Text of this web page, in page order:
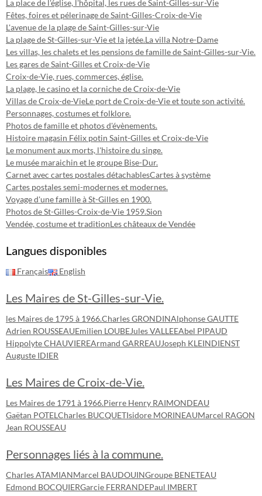
La place de l'église, l'hôpital, les rues de Saint-Gilles-sur-Vie
Fêtes, foires et pélerinage de Saint-Gilles-Croix-de-Vie
L'avenue de la plage de Saint-Gilles-sur-Vie
La plage de St-Gilles-sur-Vie et la jetée.La villa Notre-Dame
Les villas, les chalets et les pensions de famille de Saint-Gilles-sur-Vie.
Les gares de Saint-Gilles et Croix-de-Vie
Croix-de-Vie, rues, commerces, église.
La plage, le casino et la corniche de Croix-de-Vie
Villas de Croix-de-VieLe port de Croix-de-Vie et toute son activité.
Personnages, costumes et folklore.
Photos de famille et photos d'évènements.
Histoire magasin Félix potin Saint-Gilles et Croix-de-Vie
Le monument aux morts, l'histoire du singe.
Le musée maraichin et le groupe Bise-Dur.
Carnet avec cartes postales détachablesCartes à système
Cartes postales semi-modernes et modernes.
Voyage d'une famille à St-Gilles en 1900.
Photos de St-Gilles-Croix-de-Vie 1959.Sion
Vendée, costume et traditionLes châteaux de Vendée
Langues disponibles
Français English
Les Maires de St-Gilles-sur-Vie.
les Maires de 1795 à 1966.Charles GRONDINAlphonse GAUTTE
Adrien ROUSSEAUEmilien LOUBEJules VALLEEAbel PIPAUD
Hippolyte CHAUVIEREArmand GARREAUJoseph KLEINDIENST
Auguste IDIER
Les Maires de Croix-de-Vie.
Les Maires de 1791 à 1966.Pierre Henry RAIMONDEAU
Gaëtan POTEL Charles BUCQUETIsidore MORINEAUMarcel RAGON
Jean ROUSSEAU
Personnages liés à la commune.
Charles ATAMIANMarcel BAUDOUINGroupe BENETEAU
Edmond BOCQUIERGarcie FERRANDEPaul IMBERT